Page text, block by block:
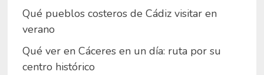
Qué pueblos costeros de Cádiz visitar en
verano
Qué ver en Cáceres en un día: ruta por su
centro histórico